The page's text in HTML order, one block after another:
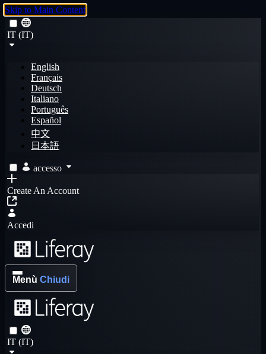
Skip to Main Content
IT (IT)
English
Français
Deutsch
Italiano
Português
Español
中文
日本語
accesso
Create An Account
Accedi
Menù Chiudi
IT (IT)